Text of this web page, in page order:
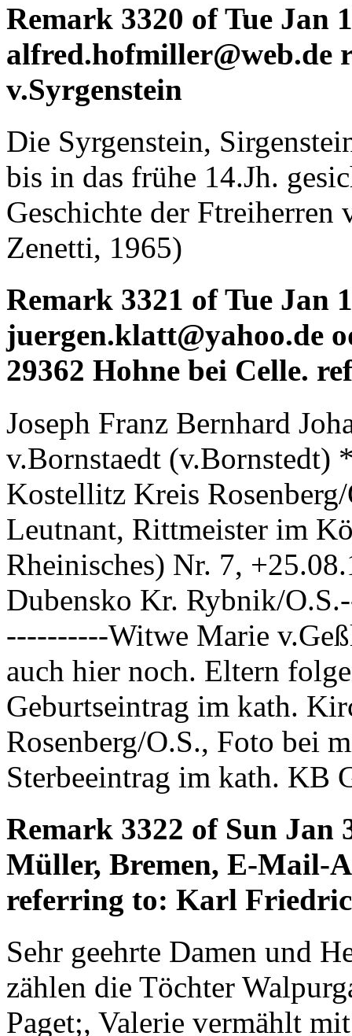
Remark 3320 of Tue Jan
alfred.hofmiller@web.de
v.Syrgenstein
Die Syrgenstein,
bis in das frühe 14.Jh.
Geschichte der
Zenetti, 1965)
Remark 3321 of Tue Jan
juergen.klatt@yahoo.de
29362 Hohne bei Celle.
Joseph Franz Bernhard
v.Bornstaedt (v.Bornstedt)
Kostellitz Kreis
Leutnant, Rittmeister im
Rheinisches) Nr. 7,
Dubensko Kr. Rybnik/
----------Witwe Marie
auch hier noch. Eltern
Geburtseintrag im kath.
Rosenberg/O.S., Foto bei
Sterbeeintrag im kath. KB
Remark 3322 of Sun Jan
Müller, Bremen, E-Mail-
referring to: Karl
Sehr geehrte Damen und
zählen die Töchter
Paget;, Valerie vermählt